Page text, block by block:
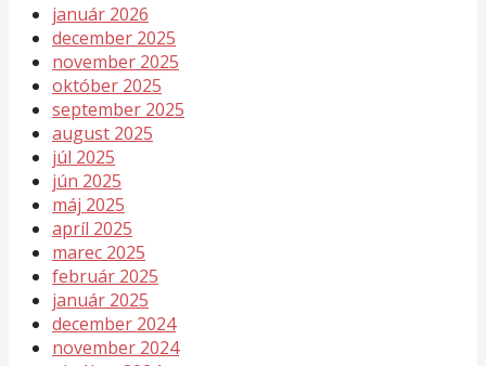
január 2026
december 2025
november 2025
október 2025
september 2025
august 2025
júl 2025
jún 2025
máj 2025
apríl 2025
marec 2025
február 2025
január 2025
december 2024
november 2024